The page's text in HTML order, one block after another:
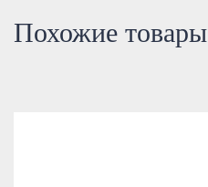
Похожие товары